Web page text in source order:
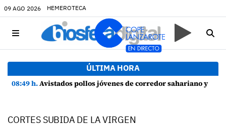
09 AGO 2026 HEMEROTECA
ÚLTIMA HORA
08:49 h.Avistados pollos jóvenes de corredor sahariano y episodios de cortejo de hubara cerca del rally de Lanzarote
CORTES SUBIDA DE LA VIRGEN